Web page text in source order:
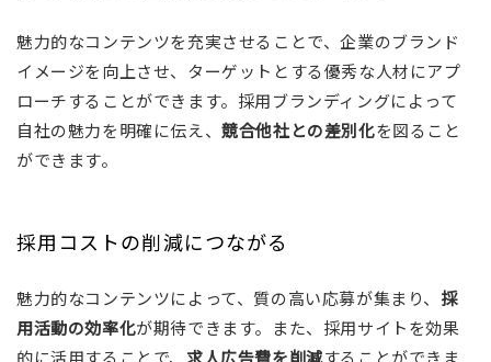
魅力的なコンテンツを充実させることで、企業のブランド
イメージを向上させ、ターゲットとする優秀な人材にアプ
ローチすることができます。採用ブランディングによって
自社の魅力を明確に伝え、競合他社との差別化を図ること
ができます。
採用コストの削減につながる
魅力的なコンテンツによって、質の高い応募が集まり、 採
用活動の効率化が期待できます。また、採用サイトを効果
的に活用することで、 求人広告費を削減することができま